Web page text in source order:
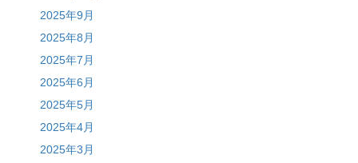
2025年9月
2025年8月
2025年7月
2025年6月
2025年5月
2025年4月
2025年3月